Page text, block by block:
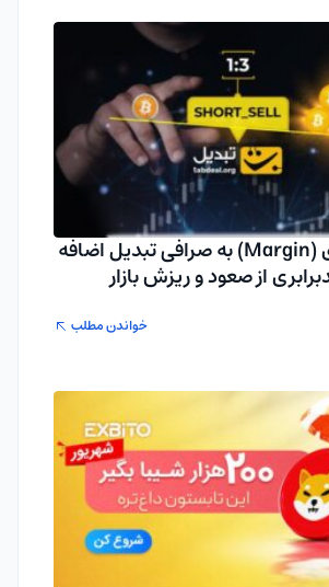
معامله تعهدی (Margin) به صرافی تبدیل اضافه
از صعود و ریزش بازار
خواندن مطلب